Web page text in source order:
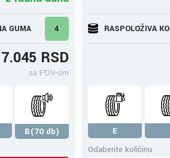
GUMA 4
7.045 RSD
sa PDV-om
B(70 db)
RASPOLOŽIVA
E
Odaberite količinu